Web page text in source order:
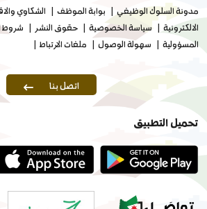
مدونة السلوك الوظيفي بوابة الموظف الشكاوي
الالكترونية
سياسة الخصوصية حقوق النشر شروط
المسؤولية
سهولة الوصول ملفات الارتباط
اتصل بنا
تحميل التطبيق